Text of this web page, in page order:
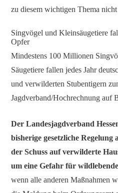
zu diesem wichtigen Thema
Singvögel und Kleinsäugetiere
Opfer
Mindestens 100 Millionen
Säugetiere fallen jedes Jahr
und verwilderten Stubentigern
Jagdverband/Hochrechnung auf
Der Landesjagdverband
bisherige gesetzliche
der Schuss auf verwilderte
um eine Gefahr für
wenn alle anderen Maßnahmen